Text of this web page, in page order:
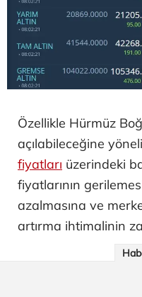
Özellikle Hürmüz
açılabileceğine
fiyatları üzerindeki
fiyatlarının
azalmasına ve
artırma ihtimalinin